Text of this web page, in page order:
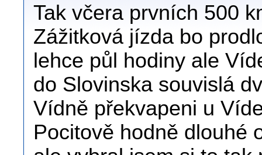
Tak včera prvních 500
Zážitková jízda bo
lehce půl hodiny ale
do Slovinska souvislá
Vídně překvapeni u
Pocitově hodně dlouhé